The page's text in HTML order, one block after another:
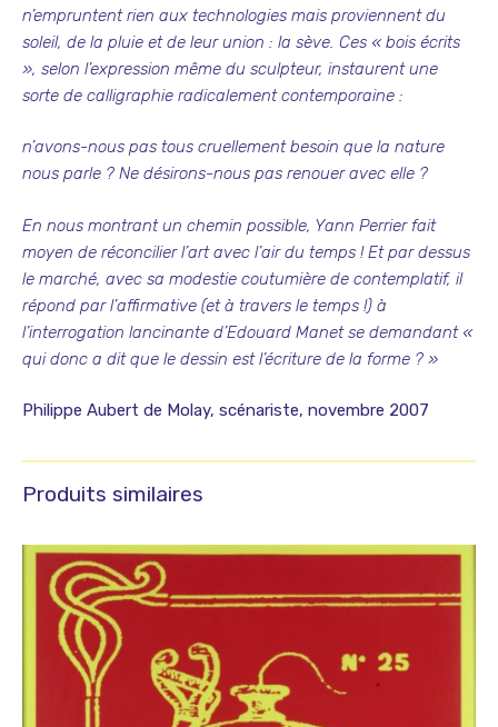
n’empruntent rien aux technologies mais proviennent du
soleil, de la pluie et de leur union : la sève. Ces « bois écrits
», selon l’expression même du sculpteur, instaurent une
sorte de calligraphie radicalement contemporaine :
n’avons-nous pas tous cruellement besoin que la nature
nous parle ? Ne désirons-nous pas renouer avec elle ?
En nous montrant un chemin possible, Yann Perrier fait
moyen de réconcilier l’art avec l’air du temps ! Et par dessus
le marché, avec sa modestie coutumière de contemplatif, il
répond par l’affirmative (et à travers le temps !) à
l’interrogation lancinante d’Edouard Manet se demandant «
qui donc a dit que le dessin est l’écriture de la forme ? »
Philippe Aubert de Molay, scénariste, novembre 2007
Produits similaires